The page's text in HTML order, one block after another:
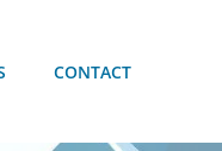
CONTACT